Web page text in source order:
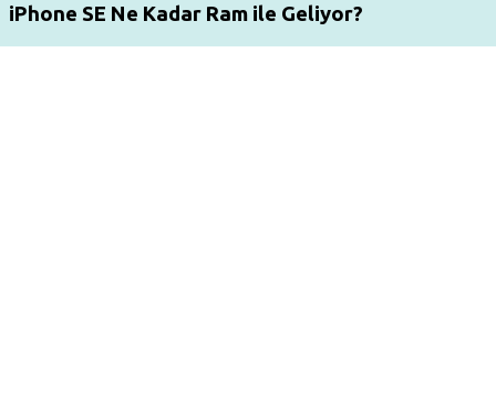
iPhone SE Ne Kadar Ram ile Geliyor?